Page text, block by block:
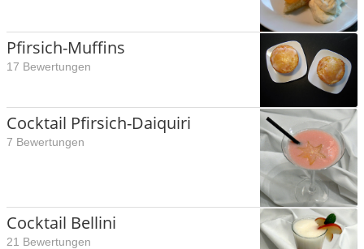
Pfirsich-Muffins
17 Bewertungen
Cocktail Pfirsich-Daiquiri
7 Bewertungen
Cocktail Bellini
21 Bewertungen